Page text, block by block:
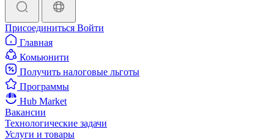
Присоединиться Войти
Главная
Комьюнити
Получить налоговые льготы
Программы
Hub Market
Вакансии
Технологические задачи
Услуги и товары